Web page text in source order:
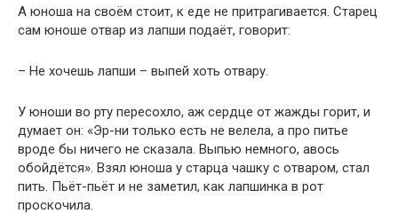
А юноша на своём стоит, к еде не притрагивается. Старец
сам юноше отвар из лапши подаёт, говорит:
– Не хочешь лапши – выпей хоть отвару.
У юноши во рту пересохло, аж сердце от жажды горит, и
думает он: «Эр-ни только есть не велела, а про питье
вроде бы ничего не сказала. Выпью немного, авось
обойдётся». Взял юноша у старца чашку с отваром, стал
пить. Пьёт-пьёт и не заметил, как лапшинка в рот
проскочила.